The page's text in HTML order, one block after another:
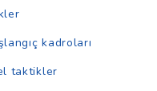
kadroları
taktikler